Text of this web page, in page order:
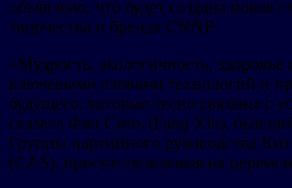
объявлено, что будет создана новая
творчества и бренда CNNP.
«Мудрость, экологичность, здоровье
ключевыми словами технологий и
будущего, которые тесно связаны с
сказала Фан Синь (Fang Xin), бывший
Группы партийного руководства
(CAS), присутствовавшая на